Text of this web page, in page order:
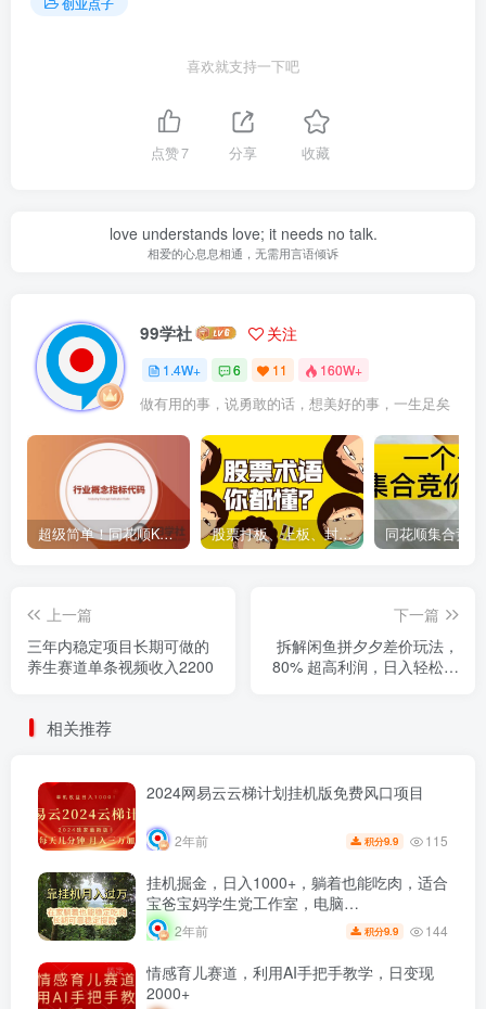
喜欢就支持一下吧
点赞7 分享 收藏
love understands love; it needs no talk.
相爱的心息息相通，无需用言语倾诉
99学社 关注
1.4W+ 6 11 160W+
做有用的事，说勇敢的话，想美好的事，一生足矣
超级简单！同花顺K线界面显示行业概念指标代码图解 股票打板、上板、封板、翘板、炸板是什么意思？炒股你必须懂的暗语！
上一篇
三年内稳定项目长期可做的
养生赛道单条视频收入2200
下一篇
拆解闲鱼拼夕夕差价玩法，
80% 超高利润，日入轻松过
相关推荐
2024网易云云梯计划挂机版免费风口项目
2年前 积分9.9 115
挂机掘金，日入1000+，躺着也能吃肉，适合
宝爸宝妈学生党工作室，电脑…
2年前 积分9.9 144
情感育儿赛道，利用AI手把手教学，日变现
2000+